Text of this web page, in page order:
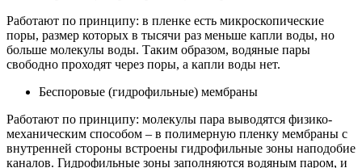
Работают по принципу: в пленке есть микроскопические
поры, размер которых в тысячи раз меньше капли воды, но
больше молекулы воды. Таким образом, водяные пары
свободно проходят через поры, а капли воды нет.
Беспоровые (гидрофильные) мембраны
Работают по принципу: молекулы пара выводятся физико-
механическим способом – в полимерную пленку мембраны с
внутренней стороны встроены гидрофильные зоны наподобие
каналов. Гидрофильные зоны заполняются водяным паром, и